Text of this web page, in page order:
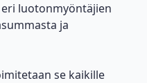
luotonmyöntäjien
ja
se kaikille